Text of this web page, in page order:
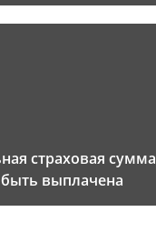
страховая сумма
выплачена